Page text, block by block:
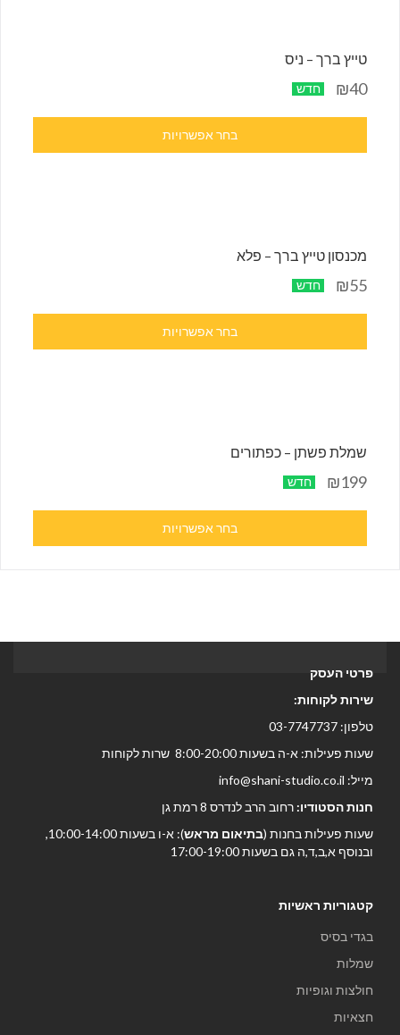
טייץ ברך – ניס
₪40 חדש
בחר אפשרויות
מכנסון טייץ ברך – פלא
₪55 חדש
בחר אפשרויות
שמלת פשתן – כפתורים
₪199 חדש
בחר אפשרויות
פרטי העסק
שירות לקוחות:
טלפון: 03-7747737
שעות פעילות: א-ה בשעות 8:00-20:00 שרות לקוחות
מייל: info@shani-studio.co.il
חנות הסטודיו: רחוב הרב לנדרס 8 רמת גן
שעות פעילות בחנות (בתיאום מראש
): א-ו בשעות 10:00-14:00,
ובנוסף א,ב,ד,ה גם בשעות 17:00-19:00
קטגוריות ראשיות
בגדי בסיס
שמלות
חולצות וגופיות
חצאיות